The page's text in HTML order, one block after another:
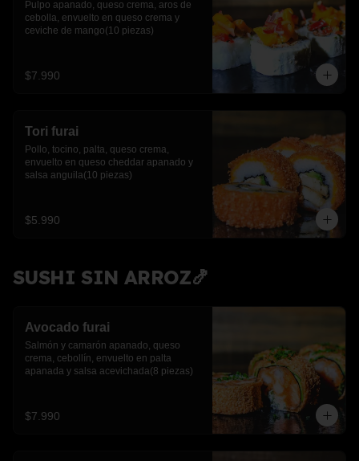
Pulpo apanado, queso crema, aros de
cebolla, envuelto en queso crema y
ceviche de mango(10 piezas)
$7.990
Tori furai
Pollo, tocino, palta, queso crema,
envuelto en queso cheddar apanado y
salsa anguila(10 piezas)
$5.990
SUSHI SIN ARROZ🍤
Avocado furai
Salmón y camarón apanado, queso
crema, cebollín, envuelto en palta
apanada y salsa acevichada(8 piezas)
$7.990